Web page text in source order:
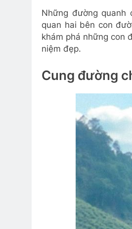
Những đường quanh
quan hai bên con
khám phá những con
niệm đẹp.
Cung đường